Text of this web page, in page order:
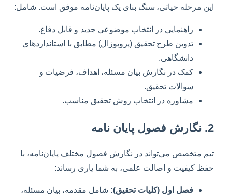
این مرحله حیاتی، سنگ بنای یک پایان‌نامه موفق است. شامل:
راهنمایی در انتخاب موضوعی جدید و قابل دفاع.
تدوین طرح تحقیق (پروپوزال) مطابق با استانداردهای
دانشگاهی.
کمک در نگارش بیان مسئله، اهداف، فرضیات و
سوالات تحقیق.
مشاوره در انتخاب روش تحقیق مناسب.
2. نگارش فصول پایان نامه
تیم متخصص می‌تواند در نگارش فصول مختلف پایان‌نامه، با
حفظ کیفیت و اصالت علمی، به شما یاری رساند:
فصل اول (کلیات تحقیق): شامل مقدمه، بیان مسئله،